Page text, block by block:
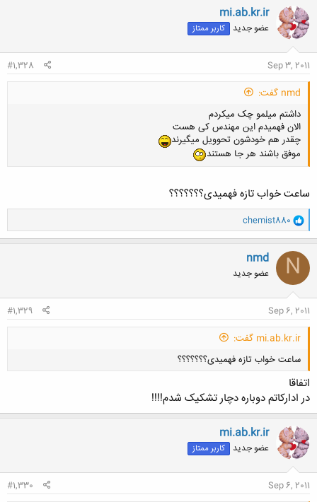
ن
ش
ه
ا
mi.ab.kr.ir
عضو جدید کاربر ممتاز
Sep 3, 2011
#1,328
nmd گفت:
داشتم میلمو چک میکردم
الان فهمیدم این مهندس کی هست
چقدر هم خودشون تحوویل میگیرند
موفق باشند هر جا هستند
ساعت خواب تازه فهمیدی؟؟؟؟؟؟؟
و
ا
ک
ن
ش
ه
ا
chemist880
N
nmd
عضو جدید
Sep 6, 2011
#1,329
mi.ab.kr.ir گفت:
ساعت خواب تازه فهمیدی؟؟؟؟؟؟؟
کلیک کنید تا باز شود...
اتفاقا
در ادارکاتم دوباره دچار تشکیک شدم!!!!
mi.ab.kr.ir
عضو جدید کاربر ممتاز
Sep 6, 2011
#1,330